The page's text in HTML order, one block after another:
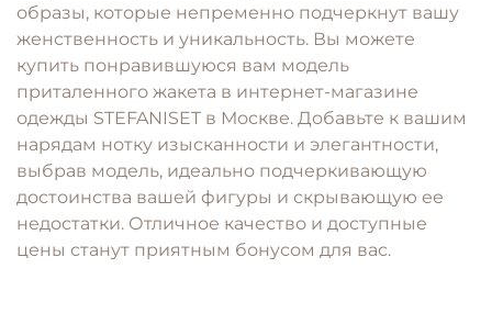
образы, которые непременно подчеркнут вашу
женственность и уникальность. Вы можете
купить понравившуюся вам модель
приталенного жакета в интернет-магазине
одежды STEFANISET в Москве. Добавьте к вашим
нарядам нотку изысканности и элегантности,
выбрав модель, идеально подчеркивающую
достоинства вашей фигуры и скрывающую ее
недостатки. Отличное качество и доступные
цены станут приятным бонусом для вас.